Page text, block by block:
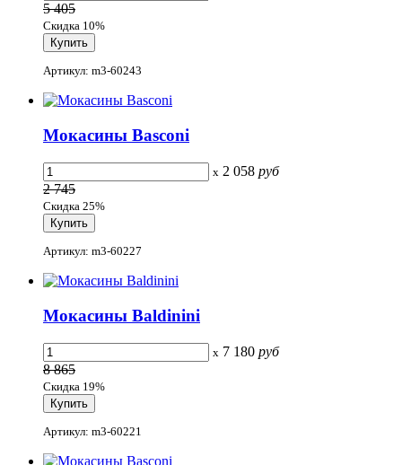
5 405
Скидка 10%
Артикул: m3-60243
Мокасины Basconi
x 2 058 руб
2 745
Скидка 25%
Артикул: m3-60227
Мокасины Baldinini
x 7 180 руб
8 865
Скидка 19%
Артикул: m3-60221